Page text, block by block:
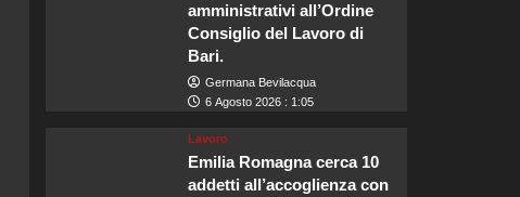
amministrativi all’Ordine
Consiglio del Lavoro di
Bari.
Germana Bevilacqua
6 Agosto 2026 : 1:05
Lavoro
Emilia Romagna cerca 10
addetti all’accoglienza con